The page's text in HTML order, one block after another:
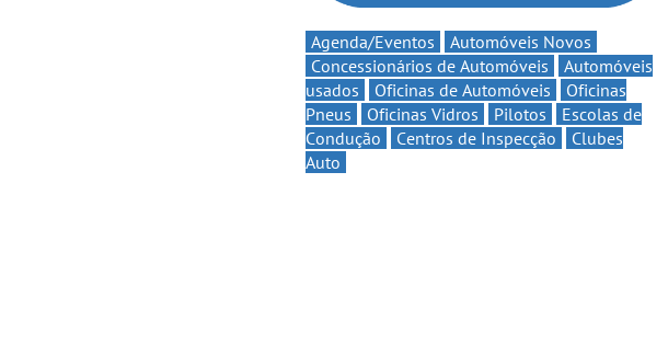
Agenda/Eventos
Automóveis Novos
Concessionários de Automóveis
Automóveis
usados
Oficinas de Automóveis
Oficinas
Pneus
Oficinas Vidros Pilotos
Escolas de
Condução
Centros de Inspecção
Clubes
Auto